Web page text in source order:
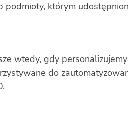
którym
wtedy, gdy
do